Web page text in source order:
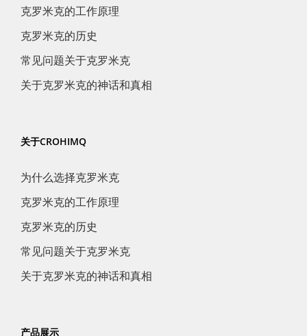
克罗米克的工作原理
克罗米克的历史
常见问题关于克罗米克
关于克罗米克的神话和真相
关于CROHIMQ
为什么选择克罗米克
克罗米克的工作原理
克罗米克的历史
常见问题关于克罗米克
关于克罗米克的神话和真相
产品展示